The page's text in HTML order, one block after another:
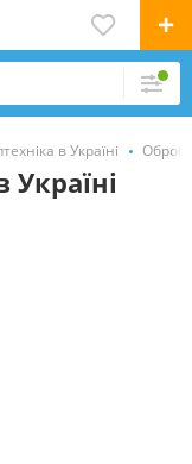
в Україні